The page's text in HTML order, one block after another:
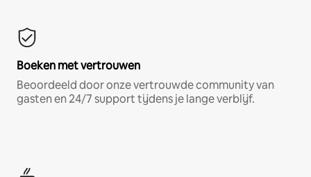
Boeken met vertrouwen
Beoordeeld door onze vertrouwde community van
gasten en 24/7 support tijdens je lange verblijf.